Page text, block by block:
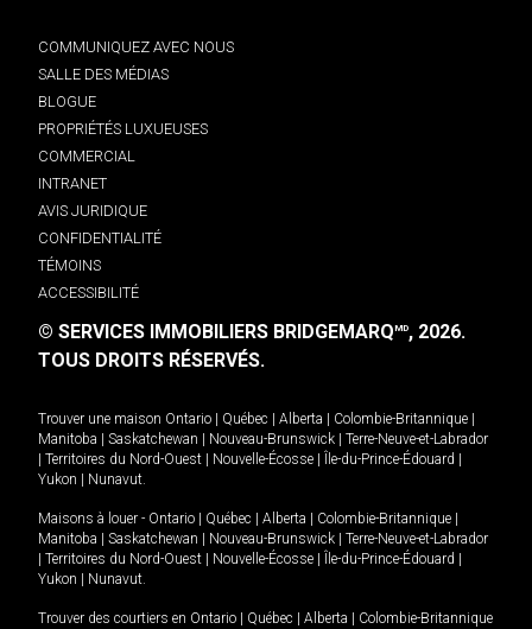
COMMUNIQUEZ AVEC NOUS
SALLE DES MÉDIAS
BLOGUE
PROPRIÉTÉS LUXUEUSES
COMMERCIAL
INTRANET
AVIS JURIDIQUE
CONFIDENTIALITÉ
TÉMOINS
ACCESSIBILITÉ
© SERVICES IMMOBILIERS BRIDGEMARQMD, 2026.
TOUS DROITS RÉSERVÉS.
Trouver une maison Ontario Québec Alberta Colombie-Britannique
Manitoba
Saskatchewan Nouveau-Brunswick
Terre-Neuve-et-Labrador
Territoires du Nord-Ouest Nouvelle-Écosse Île-du-Prince-Édouard
Yukon
Nunavut.
Maisons à louer - Ontario Québec Alberta Colombie-Britannique
Manitoba
Saskatchewan Nouveau-Brunswick
Terre-Neuve-et-Labrador
Territoires du Nord-Ouest Nouvelle-Écosse Île-du-Prince-Édouard
Yukon
Nunavut.
Trouver des courtiers en Ontario Québec Alberta
Colombie-Britannique